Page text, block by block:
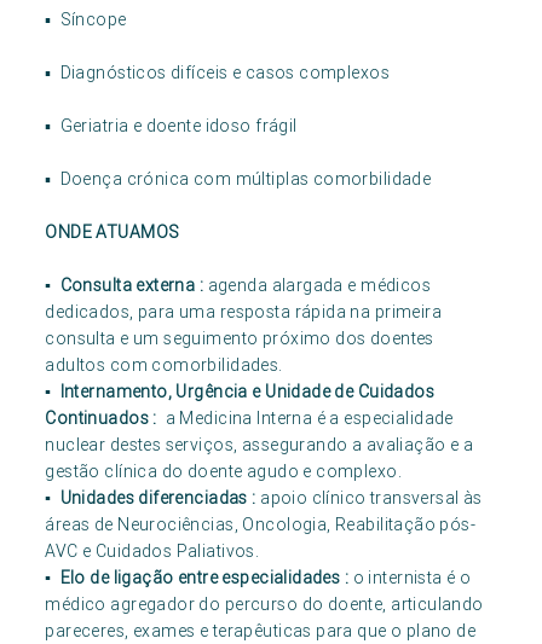
▪ Síncope
▪ Diagnósticos difíceis e casos complexos
▪ Geriatria e doente idoso frágil
▪ Doença crónica com múltiplas comorbilidade
ONDE ATUAMOS
▪ Consulta externa : agenda alargada e médicos
dedicados, para uma resposta rápida na primeira
consulta e um seguimento próximo dos doentes
adultos com comorbilidades.
▪ Internamento, Urgência e Unidade de Cuidados
Continuados : a Medicina Interna é a especialidade
nuclear destes serviços, assegurando a avaliação e a
gestão clínica do doente agudo e complexo.
▪ Unidades diferenciadas : apoio clínico transversal às
áreas de Neurociências, Oncologia, Reabilitação pós-
AVC e Cuidados Paliativos.
▪ Elo de ligação entre especialidades : o internista é o
médico agregador do percurso do doente, articulando
pareceres, exames e terapêuticas para que o plano de